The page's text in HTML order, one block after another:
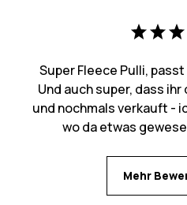
Super Fleece Pulli,
Und auch super, dass
und nochmals verkauft -
wo da etwas
Mehr